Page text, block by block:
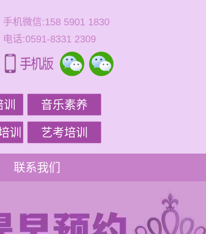
手机微信:158 5901 1830
电话:0591-8331 2309
音乐素养
训 艺考培训
联系我们